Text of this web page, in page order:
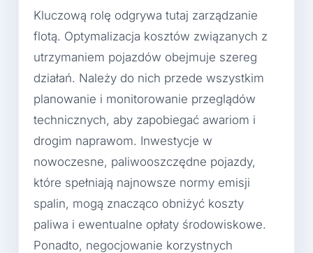
Kluczową rolę odgrywa tutaj zarządzanie
flotą. Optymalizacja kosztów związanych z
utrzymaniem pojazdów obejmuje szereg
działań. Należy do nich przede wszystkim
planowanie i monitorowanie przeglądów
technicznych, aby zapobiegać awariom i
drogim naprawom. Inwestycje w
nowoczesne, paliwooszczędne pojazdy,
które spełniają najnowsze normy emisji
spalin, mogą znacząco obniżyć koszty
paliwa i ewentualne opłaty środowiskowe.
Ponadto, negocjowanie korzystnych